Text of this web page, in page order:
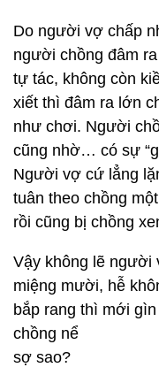
Do người vợ chấp
người chồng đâm
tự tác, không còn
xiết thì đâm ra lớn
như chơi. Người
cũng nhờ… có sự
Người vợ cứ lẳng
tuân theo chồng
rồi cũng bị chồng
Vậy không lẽ người
miệng mười, hễ
bắp rang thì mới
chồng nể
sợ sao?